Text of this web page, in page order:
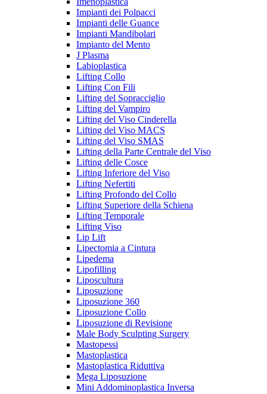
Impianti dei Polpacci
Impianti delle Guance
Impianti Mandibolari
Impianto del Mento
J Plasma
Labioplastica
Lifting Collo
Lifting Con Fili
Lifting del Sopracciglio
Lifting del Vampiro
Lifting del Viso Cinderella
Lifting del Viso MACS
Lifting del Viso SMAS
Lifting della Parte Centrale del Viso
Lifting delle Cosce
Lifting Inferiore del Viso
Lifting Nefertiti
Lifting Profondo del Collo
Lifting Superiore della Schiena
Lifting Temporale
Lifting Viso
Lip Lift
Lipectomia a Cintura
Lipedema
Lipofilling
Liposcultura
Liposuzione
Liposuzione 360
Liposuzione Collo
Liposuzione di Revisione
Male Body Sculpting Surgery
Mastopessi
Mastoplastica
Mastoplastica Riduttiva
Mega Liposuzione
Mini Addominoplastica Inversa